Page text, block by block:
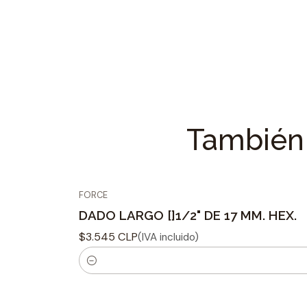
FORCE
DADO LARGO []1/2" DE 17 MM. HEX.
$3.545 CLP(IVA incluido)
C